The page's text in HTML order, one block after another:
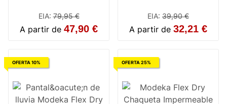
EIA:79,95 €
A partir de 47,90 €
EIA: 39,90 €
A partir de 32,21 €
OFERTA 10% OFERTA 25%